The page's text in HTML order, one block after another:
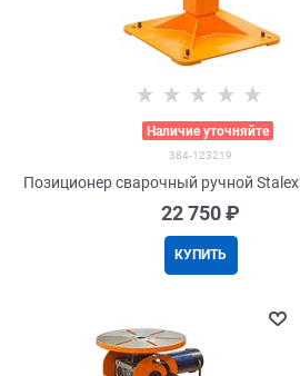
Наличие уточняйте
384-123219
Позиционер сварочный ручной Stalex
22 750 ₽
КУПИТЬ